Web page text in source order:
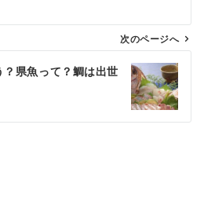
次のページへ
県魚って？鯛は出世